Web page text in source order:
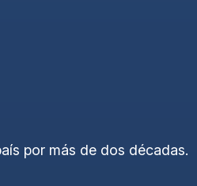
por más de dos décadas.